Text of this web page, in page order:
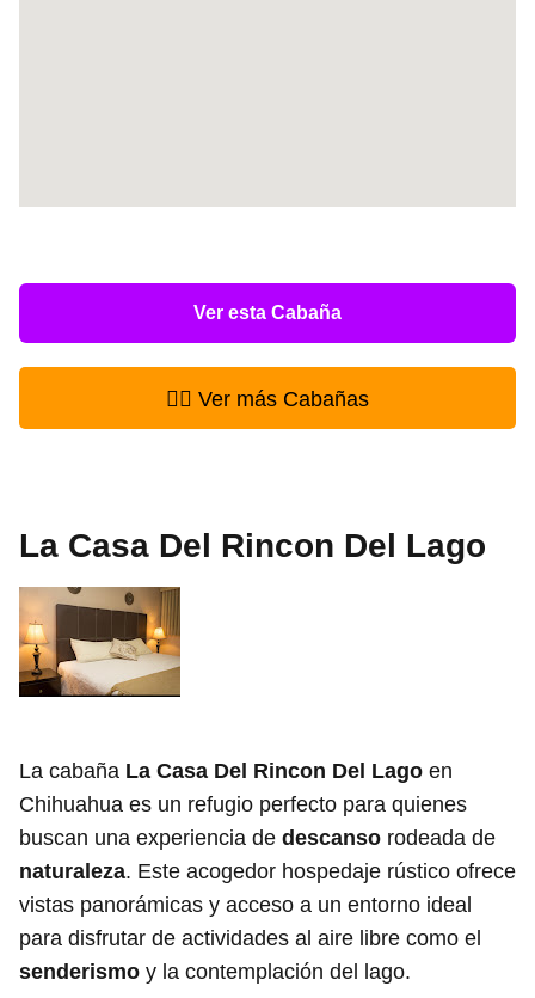
Ver esta Cabaña
👉🏻 Ver más Cabañas
La Casa Del Rincon Del Lago
La cabaña La Casa Del Rincon Del Lago en
Chihuahua es un refugio perfecto para quienes
buscan una experiencia de descanso rodeada de
naturaleza. Este acogedor hospedaje rústico ofrece
vistas panorámicas y acceso a un entorno ideal
para disfrutar de actividades al aire libre como el
senderismo y la contemplación del lago.